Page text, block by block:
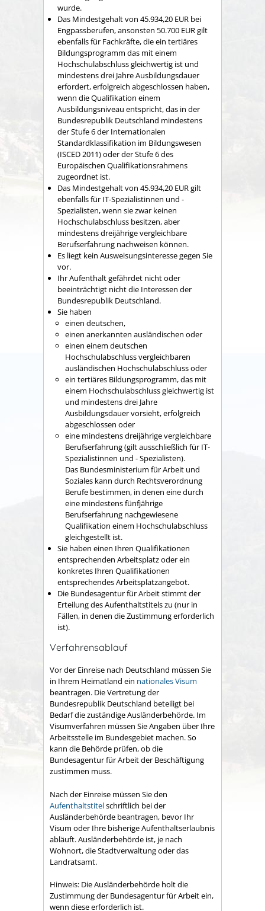
wurde.
Das Mindestgehalt von 45.934,20 EUR bei
Engpassberufen, ansonsten 50.700 EUR gilt
ebenfalls für Fachkräfte,die ein tertiäres
Bildungsprogramm das mit einem
Hochschulabschluss gleichwertig ist und
mindestens drei Jahre Ausbildungsdauer
erfordert, erfolgreich abgeschlossen haben,
wenn die Qualifikation einem
Ausbildungsniveau entspricht, das in der
Bundesrepublik Deutschland mindestens
der Stufe 6 der Internationalen
Standardklassifikation im Bildungswesen
(ISCED 2011) oder der Stufe 6 des
Europäischen Qualifikationsrahmens
zugeordnet ist.
Das Mindestgehalt von 45.934,20 EUR gilt
ebenfalls für IT-Spezialistinnen und -
Spezialisten, wenn sie zwar keinen
Hochschulabschluss besitzen, aber
mindestens dreijährige vergleichbare
Berufserfahrung nachweisen können.
Es liegt kein Ausweisungsinteresse gegen Sie
vor.
Ihr Aufenthalt gefährdet nicht oder
beeinträchtigt nicht die Interessen der
Bundesrepublik Deutschland.
Sie haben
einen deutschen,
einen anerkannten ausländischen oder
einen einem deutschen
Hochschulabschluss vergleichbaren
ausländischen Hochschulabschluss oder
ein tertiäres Bildungsprogramm, das mit
einem Hochschulabschluss gleichwertig ist
und mindestens drei Jahre
Ausbildungsdauer vorsieht, erfolgreich
abgeschlossen oder
eine mindestens dreijährige vergleichbare
Berufserfahrung (gilt ausschließlich für IT-
Spezialistinnen und - Spezialisten).
Das Bundesministerium für Arbeit und
Soziales kann durch Rechtsverordnung
Berufe bestimmen, in denen eine durch
eine mindestens fünfjährige
Berufserfahrung nachgewiesene
Qualifikation einem Hochschulabschluss
gleichgestellt ist.
Sie haben einen Ihren Qualifikationen
entsprechenden Arbeitsplatz oder ein
konkretes Ihren Qualifikationen
entsprechendes Arbeitsplatzangebot.
Die Bundesagentur für Arbeit stimmt der
Erteilung des Aufenthaltstitels zu (nur in
Fällen, in denen die Zustimmung erforderlich
ist).
Verfahrensablauf
Vor der Einreise nach Deutschland müssen Sie
in Ihrem Heimatland ein nationales Visum
beantragen. Die Vertretung der
Bundesrepublik Deutschland beteiligt bei
Bedarf die zuständige Ausländerbehörde. Im
Visumverfahren müssen Sie Angaben über Ihre
Arbeitsstelle im Bundesgebiet machen. So
kann die Behörde prüfen, ob die
Bundesagentur für Arbeit der Beschäftigung
zustimmen muss.
Nach der Einreise müssen Sie den
Aufenthaltstitelschriftlich bei der
Ausländerbehörde beantragen, bevor Ihr
Visum oder Ihre bisherige Aufenthaltserlaubnis
abläuft. Ausländerbehörde ist, je nach
Wohnort, die Stadtverwaltung oder das
Landratsamt.
Hinweis: Die Ausländerbehörde holt die
Zustimmung der Bundesagentur für Arbeit ein,
wenn diese erforderlich ist.